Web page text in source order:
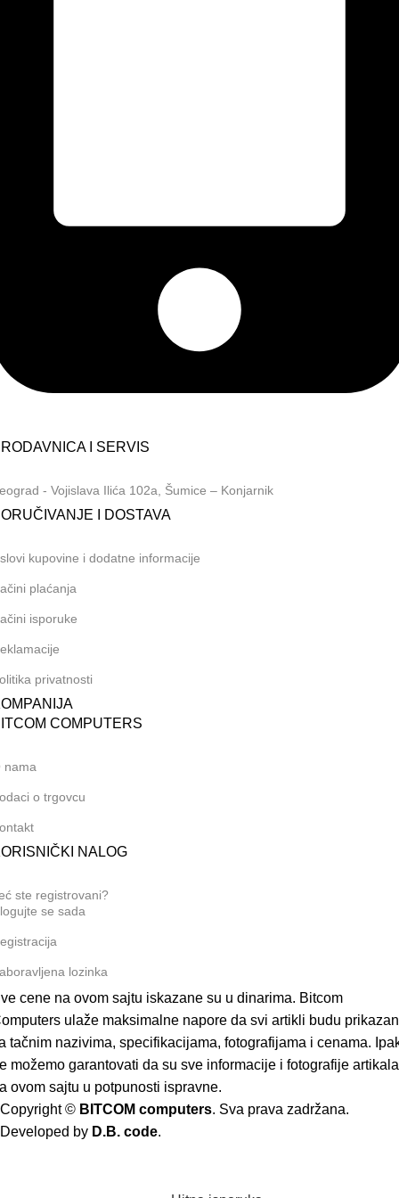
I SERVIS
- Vojislava Ilića 102a, Šumice – Konjarnik
I DOSTAVA
kupovine i dodatne informacije
plaćanja
isporuke
privatnosti
COMPUTERS
nama
o trgovcu
NALOG
ste registrovani?
se sada
lozinka
cene na ovom sajtu iskazane su u dinarima. Bitcom
ulaže maksimalne napore da svi artikli budu
tačnim nazivima, specifikacijama, fotografijama i cenama.
možemo garantovati da su sve informacije i fotografije artikala
ovom sajtu u potpunosti ispravne.
Copyright © BITCOM computers. Sva prava zadržana.
Developed by D.B. code.